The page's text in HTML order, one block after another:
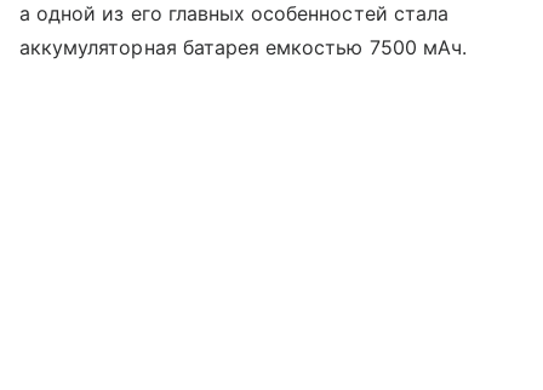
а одной из его главных особенностей стала
аккумуляторная батарея емкостью 7500 мАч.